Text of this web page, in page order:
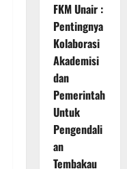
FKM Unair :
Pentingnya
Kolaborasi
Akademisi
dan
Pemerintah
Untuk
Pengendali
an
Tembakau